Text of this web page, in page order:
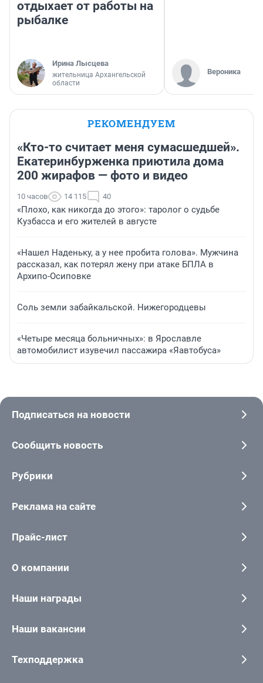
отдыхает от работы на
рыбалке
Ирина Лысцева
жительница Архангельской
области
Вероника
РЕКОМЕНДУЕМ
«Кто-то считает меня сумасшедшей».
Екатеринбурженка приютила дома
200 жирафов — фото и видео
10 часов 14 115 40
«Плохо, как никогда до этого»: таролог о судьбе
Кузбасса и его жителей в августе
«Нашел Наденьку, а у нее пробита голова». Мужчина
рассказал, как потерял жену при атаке БПЛА в
Архипо-Осиповке
Соль земли забайкальской. Нижегородцевы
«Четыре месяца больничных»: в Ярославле
автомобилист изувечил пассажира «Яавтобуса»
Подписаться на новости
Сообщить новость
Рубрики
Реклама на сайте
Прайс-лист
О компании
Наши награды
Наши вакансии
Техподдержка